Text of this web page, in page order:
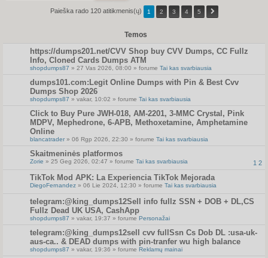
Paieška rado 120 atitikmenis(ų) 1 2 3 4 5
Temos
https://dumps201.net/CVV Shop buy CVV Dumps, CC Fullz
Info, Cloned Cards Dumps ATM
shopdumps87 » 27 Vas 2026, 08:00 » forume Tai kas svarbiausia
dumps101.com:Legit Online Dumps with Pin & Best Cvv
Dumps Shop 2026
shopdumps87 » vakar, 10:02 » forume Tai kas svarbiausia
Click to Buy Pure JWH-018, AM-2201, 3-MMC Crystal, Pink
MDPV, Mephedrone, 6-APB, Methoxetamine, Amphetamine
Online
blancatrader » 06 Rgp 2026, 22:30 » forume Tai kas svarbiausia
Skaitmeninės platformos
1 2
Zorie » 25 Geg 2026, 02:47 » forume Tai kas svarbiausia
TikTok Mod APK: La Experiencia TikTok Mejorada
DiegoFernandez » 06 Lie 2024, 12:30 » forume Tai kas svarbiausia
telegram:@king_dumps12Sell info fullz SSN + DOB + DL,CS
Fullz Dead UK USA, CashApp
shopdumps87 » vakar, 19:37 » forume Personažai
telegram:@king_dumps12sell cvv fullSsn Cs Dob DL :usa-uk-
aus-ca.. & DEAD dumps with pin-tranfer wu high balance
shopdumps87 » vakar, 19:36 » forume Reklamų mainai